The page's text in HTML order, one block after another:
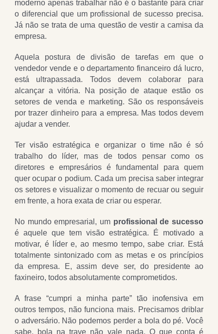
moderno apenas trabalhar não é o bastante para criar
o diferencial que um profissional de sucesso precisa.
Já não se trata de uma questão de vestir a camisa da
empresa.
Aquela postura de divisão de tarefas em que o
vendedor vende e o departamento financeiro dá lucro,
está ultrapassada. Todos devem colaborar para
alcançar a vitória. Na posição de ataque estão os
setores de venda e marketing. São os responsáveis
por trazer dinheiro para a empresa. Mas todos devem
ajudar a vender.
Ter visão estratégica e organizar o time não é só
trabalho do líder, mas de todos pensar como os
diretores e empresários é fundamental para quem
quer ocupar o podium. Cada um precisa saber integrar
os setores e visualizar o momento de recuar ou seguir
em frente, a hora exata de criar ou esperar.
No mundo empresarial, um profissional de sucesso
é aquele que tem visão estratégica. É motivado a
motivar, é líder e, ao mesmo tempo, sabe criar. Está
totalmente sintonizado com as metas e os princípios
da empresa. E, assim deve ser, do presidente ao
faxineiro, todos absolutamente comprometidos.
A frase “cumpri a minha parte” tão inofensiva em
outros tempos, não funciona mais. Precisamos driblar
o adversário. Não podemos perder a bola do pé. Você
sabe, bola na trave não vale nada. O que conta é